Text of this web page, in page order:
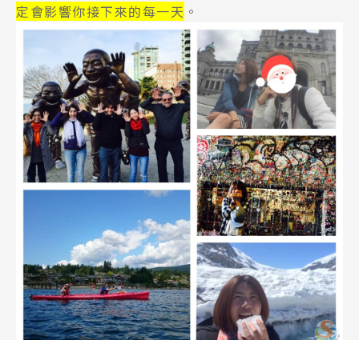
定會影響你接下來的每一天 。